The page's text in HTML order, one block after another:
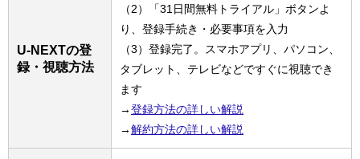
U-NEXTの登
録・視聴方法
（2）「31日間無料トライアル」ボタンよ
り、登録手続き・必要事項を入力
（3）登録完了。スマホアプリ、パソコン、
タブレット、テレビなどですぐに視聴でき
ます
→登録方法の詳しい解説
→解約方法の詳しい解説